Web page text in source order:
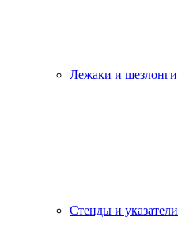
Лежаки и шезлонги
Стенды и указатели